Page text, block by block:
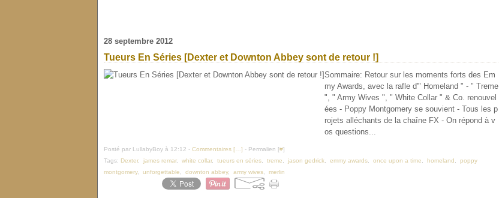
28 septembre 2012
Tueurs En Séries [Dexter et Downton Abbey sont de retour !]
Sommaire: Retour sur les moments forts des Em
my Awards, avec la rafle d'" Homeland " - " Treme
", " Army Wives ", " White Collar " & Co. renouvel
ées - Poppy Montgomery se souvient - Tous les p
rojets alléchants de la chaîne FX - On répond à v
os questions...
Posté par LullabyBoy à 12:12 - Commentaires [ ] - Permalien [#]
Tags: Dexter, james remar, white collar, tueurs en séries treme jason gedrick emmy awards once upon a time homeland
poppy
montgomery, unforgettable downton abbey, army wives merlin